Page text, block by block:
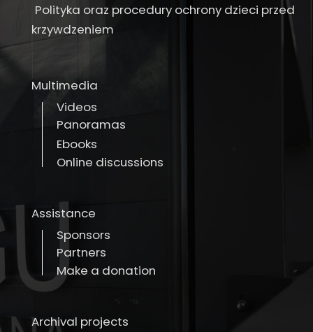
Polityka oraz procedury ochrony dzieci przed
krzywdzeniem
Multimedia
Videos
Panoramas
Ebooks
Online discussions
Assistance
Sponsors
Partners
Make a donation
Archival projects